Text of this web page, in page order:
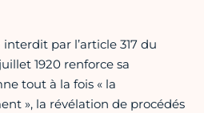
par l’article 317 du
1920 renforce sa
tout à la fois « la
», la révélation de procédés